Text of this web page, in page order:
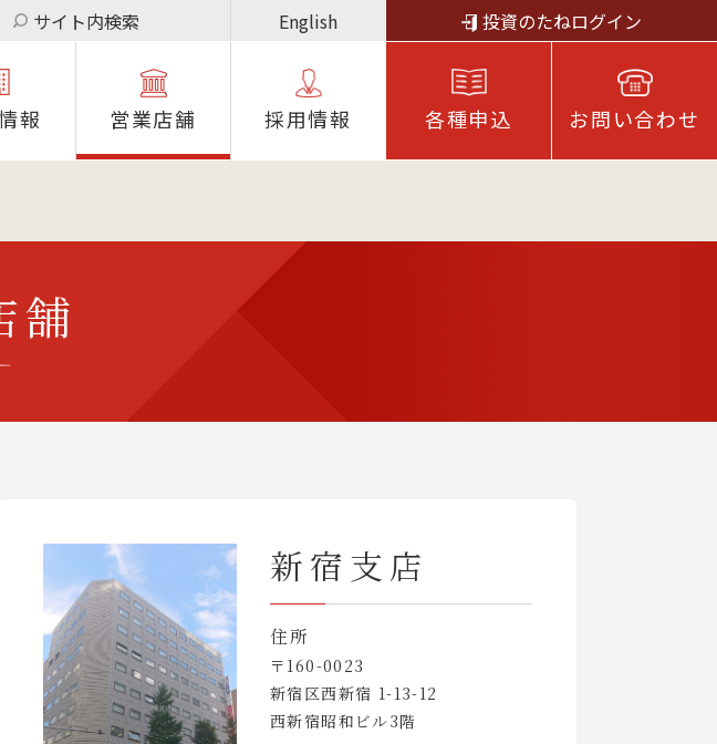
サイト内検索 English 投資のたねログイン
報 営業店舗 採⽤情報 各種申込 お問い合わせ
舗
新宿支店
住所
〒160-0023
新宿区西新宿 1-13-12
西新宿昭和ビル3階